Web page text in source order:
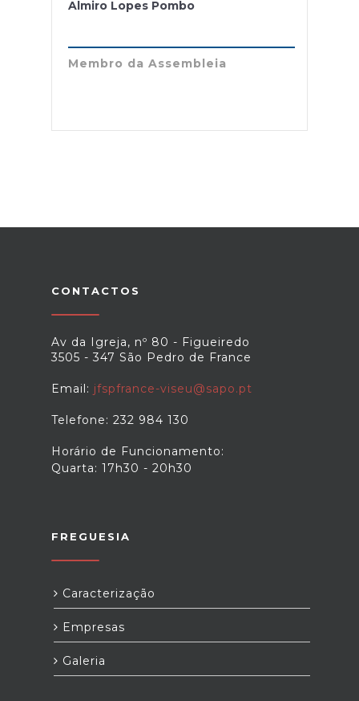
Almiro Lopes Pombo
Membro da Assembleia
CONTACTOS
Av da Igreja, nº 80 - Figueiredo
3505 - 347 São Pedro de France
Email: jfspfrance-viseu@sapo.pt
Telefone: 232 984 130
Horário de Funcionamento:
Quarta: 17h30 - 20h30
FREGUESIA
Caracterização
Empresas
Galeria